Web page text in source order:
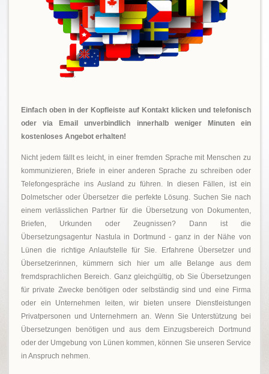
Einfach oben in der Kopfleiste auf Kontakt klicken und telefonisch
oder via Email unverbindlich innerhalb weniger Minuten ein
kostenloses Angebot erhalten!
Nicht jedem fällt es leicht, in einer fremden Sprache mit Menschen zu
kommunizieren, Briefe in einer anderen Sprache zu schreiben oder
Telefongespräche ins Ausland zu führen. In diesen Fällen, ist ein
Dolmetscher oder Übersetzer die perfekte Lösung. Suchen Sie nach
einem verlässlichen Partner für die Übersetzung von Dokumenten,
Briefen, Urkunden oder Zeugnissen? Dann ist die
Übersetzungsagentur Nastula in Dortmund - ganz in der Nähe von
Lünen die richtige Anlaufstelle für Sie. Erfahrene Übersetzer und
Übersetzerinnen, kümmern sich hier um alle Belange aus dem
fremdsprachlichen Bereich. Ganz gleichgültig, ob Sie Übersetzungen
für private Zwecke benötigen oder selbständig sind und eine Firma
oder ein Unternehmen leiten, wir bieten unsere Dienstleistungen
Privatpersonen und Unternehmern an. Wenn Sie Unterstützung bei
Übersetzungen benötigen und aus dem Einzugsbereich Dortmund
oder der Umgebung von Lünen kommen, können Sie unseren Service
in Anspruch nehmen.